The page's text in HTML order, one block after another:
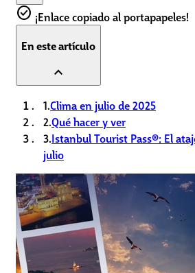
check_circle ¡Enlace copiado al portapapeles!
En este artículo
expand_less
1.Clima en julio de 2025
2.Qué hacer y ver
3.Istanbul Tourist Pass®: El
julio